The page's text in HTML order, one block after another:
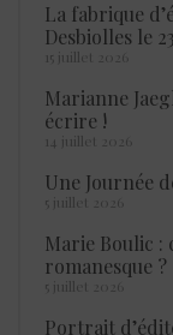
La fabrique
Desbiolles le
15 juillet 2026
Marianne
écrire !
14 juillet 2026
Une Journée
5 juillet 2026
Marie Boulic
romanesque ?
5 juillet 2026
Portrait